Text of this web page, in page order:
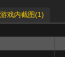
游戏内截图(1)